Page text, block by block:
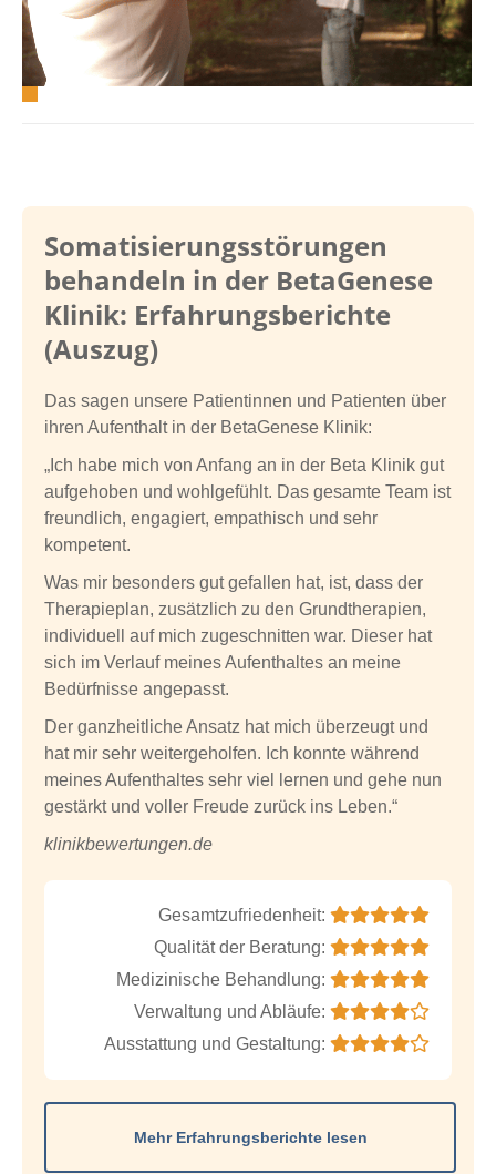
Somatisierungsstörungen
behandeln in der BetaGenese
Klinik: Erfahrungsberichte
(Auszug)
Das sagen unsere Patientinnen und Patienten über
ihren Aufenthalt in der BetaGenese Klinik:
„Ich habe mich von Anfang an in der Beta Klinik gut
aufgehoben und wohlgefühlt. Das gesamte Team ist
freundlich, engagiert, empathisch und sehr
kompetent.
Was mir besonders gut gefallen hat, ist, dass der
Therapieplan, zusätzlich zu den Grundtherapien,
individuell auf mich zugeschnitten war. Dieser hat
sich im Verlauf meines Aufenthaltes an meine
Bedürfnisse angepasst.
Der ganzheitliche Ansatz hat mich überzeugt und
hat mir sehr weitergeholfen. Ich konnte während
meines Aufenthaltes sehr viel lernen und gehe nun
gestärkt und voller Freude zurück ins Leben.“
klinikbewertungen.de
Gesamtzufriedenheit:
Qualität der Beratung:
Medizinische Behandlung:
Verwaltung und Abläufe:
Ausstattung und Gestaltung:
Mehr Erfahrungsberichte lesen